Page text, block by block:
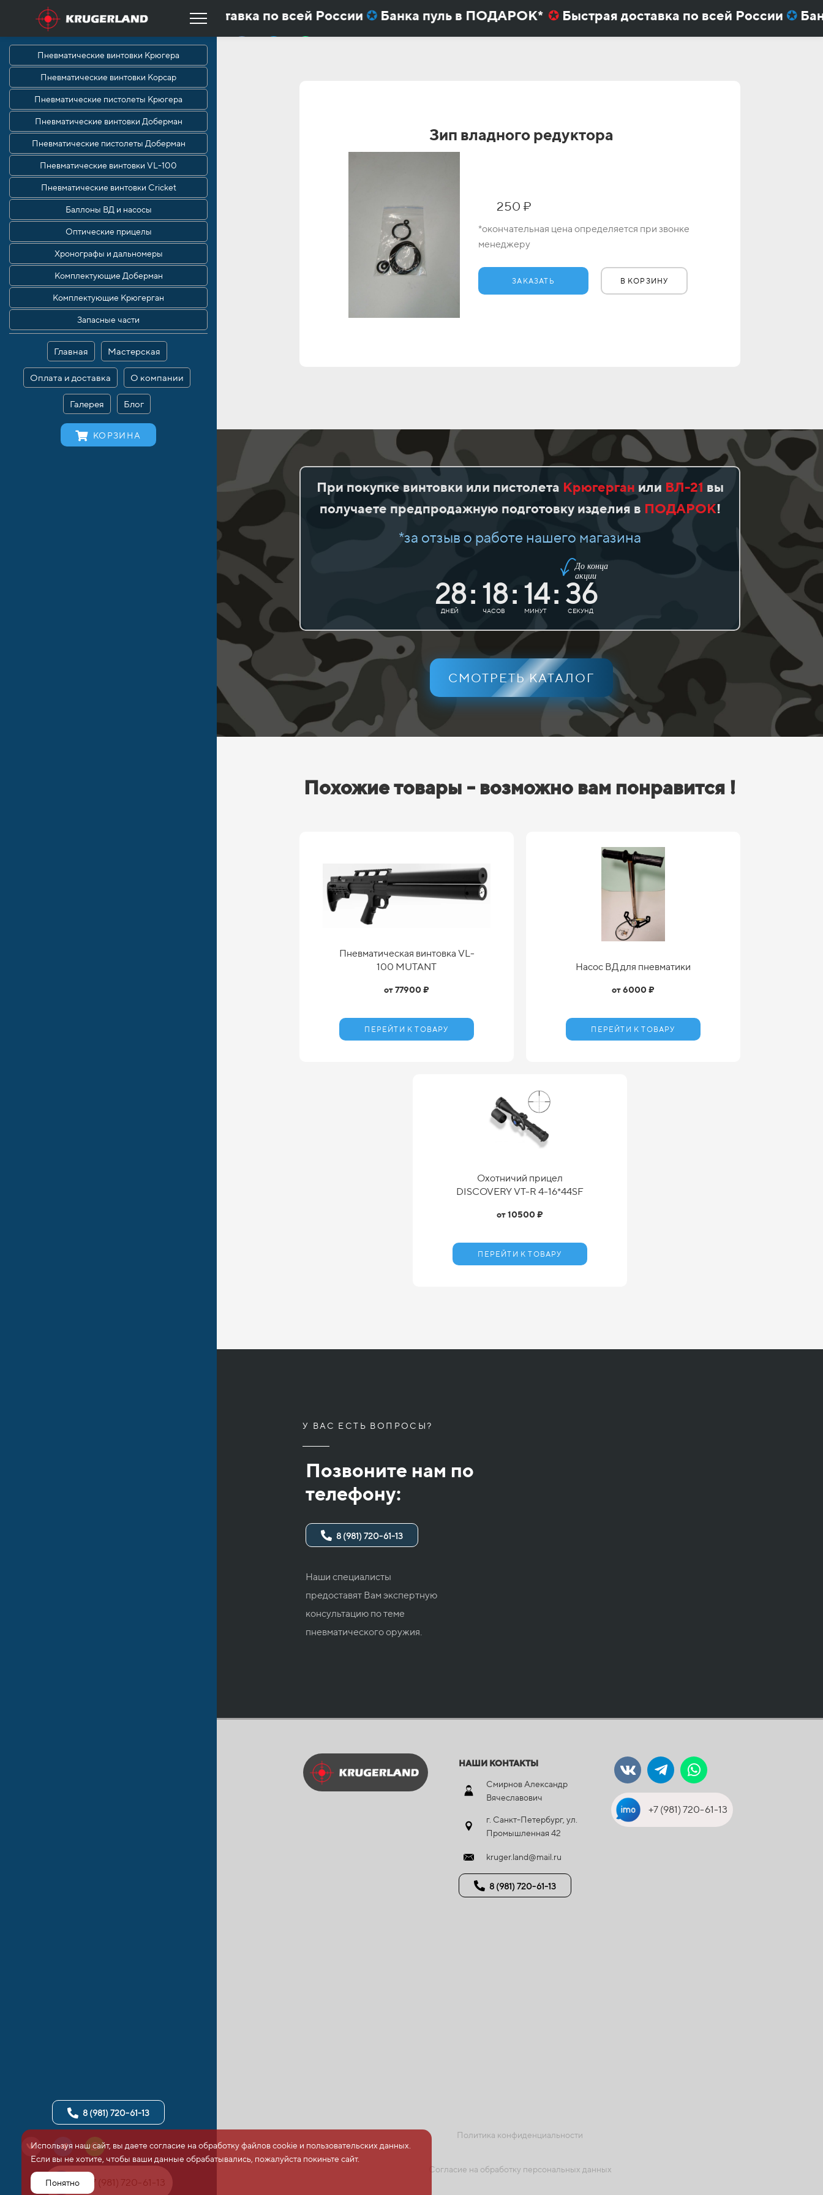
✪Быстрая доставка по всей России✪Банка пуль в ПОДАРОК*✪ Быстрая доставка по всей России✪
доставка по всей России✪При покупке винтовки или пистолета
Пневматические винтовки Крюгера
Пневматические винтовки Корсар
Пневматические пистолеты Крюгера
Пневматические винтовки Доберман
Пневматические пистолеты Доберман
Пневматические винтовки VL-100
Пневматические винтовки Cricket
Баллоны ВД и насосы
Оптические прицелы
Хронографы и дальномеры
Комплектующие Доберман
Комплектующие Крюгерган
Запасные части
Главная Мастерская
Оплата и доставка О компании
Галерея Блог
КОРЗИНА
8 (981) 720-61-13
+7 (981) 720-61-13
Зип владного редуктора
250 ₽
*окончательная цена определяется при звонке
менеджеру
ЗАКАЗАТЬ В КОРЗИНУ
При покупке винтовки или пистолета Крюгерган или ВЛ-21 вы
получаете предпродажную подготовку изделия в ПОДАРОК!
*за отзыв о работе нашего магазина
До конца
акции
28:
ДНЕЙ
18:
ЧАСОВ
14:
МИНУТ
35
СЕКУНД
СМОТРЕТЬ КАТАЛОГ
Похожие товары - возможно вам понравится !
Пневматическая винтовка VL-
100 MUTANT
от 77900 ₽
ПЕРЕЙТИ К ТОВАРУ
Насос ВД для пневматики
от 6000 ₽
ПЕРЕЙТИ К ТОВАРУ
Охотничий прицел
DISCOVERY VT-R 4-16*44SF
от 10500 ₽
ПЕРЕЙТИ К ТОВАРУ
У ВАС ЕСТЬ ВОПРОСЫ?
Позвоните нам по
телефону:
8 (981) 720-61-13
Наши специалисты
предоставят Вам экспертную
консультацию по теме
пневматического оружия.
НАШИ КОНТАКТЫ
Смирнов Александр
Вячеславович
г. Санкт-Петербург, ул.
Промышленная 42
kruger.land@mail.ru
8 (981) 720-61-13
+7 (981) 720-61-13
Политика конфиденциальности
Согласие на обработку персональных данных
Используя наш сайт, вы даете согласие на обработку файлов cookie и пользовательских данных.
Если вы не хотите, чтобы ваши данные обрабатывались, пожалуйста покиньте сайт.
Понятно